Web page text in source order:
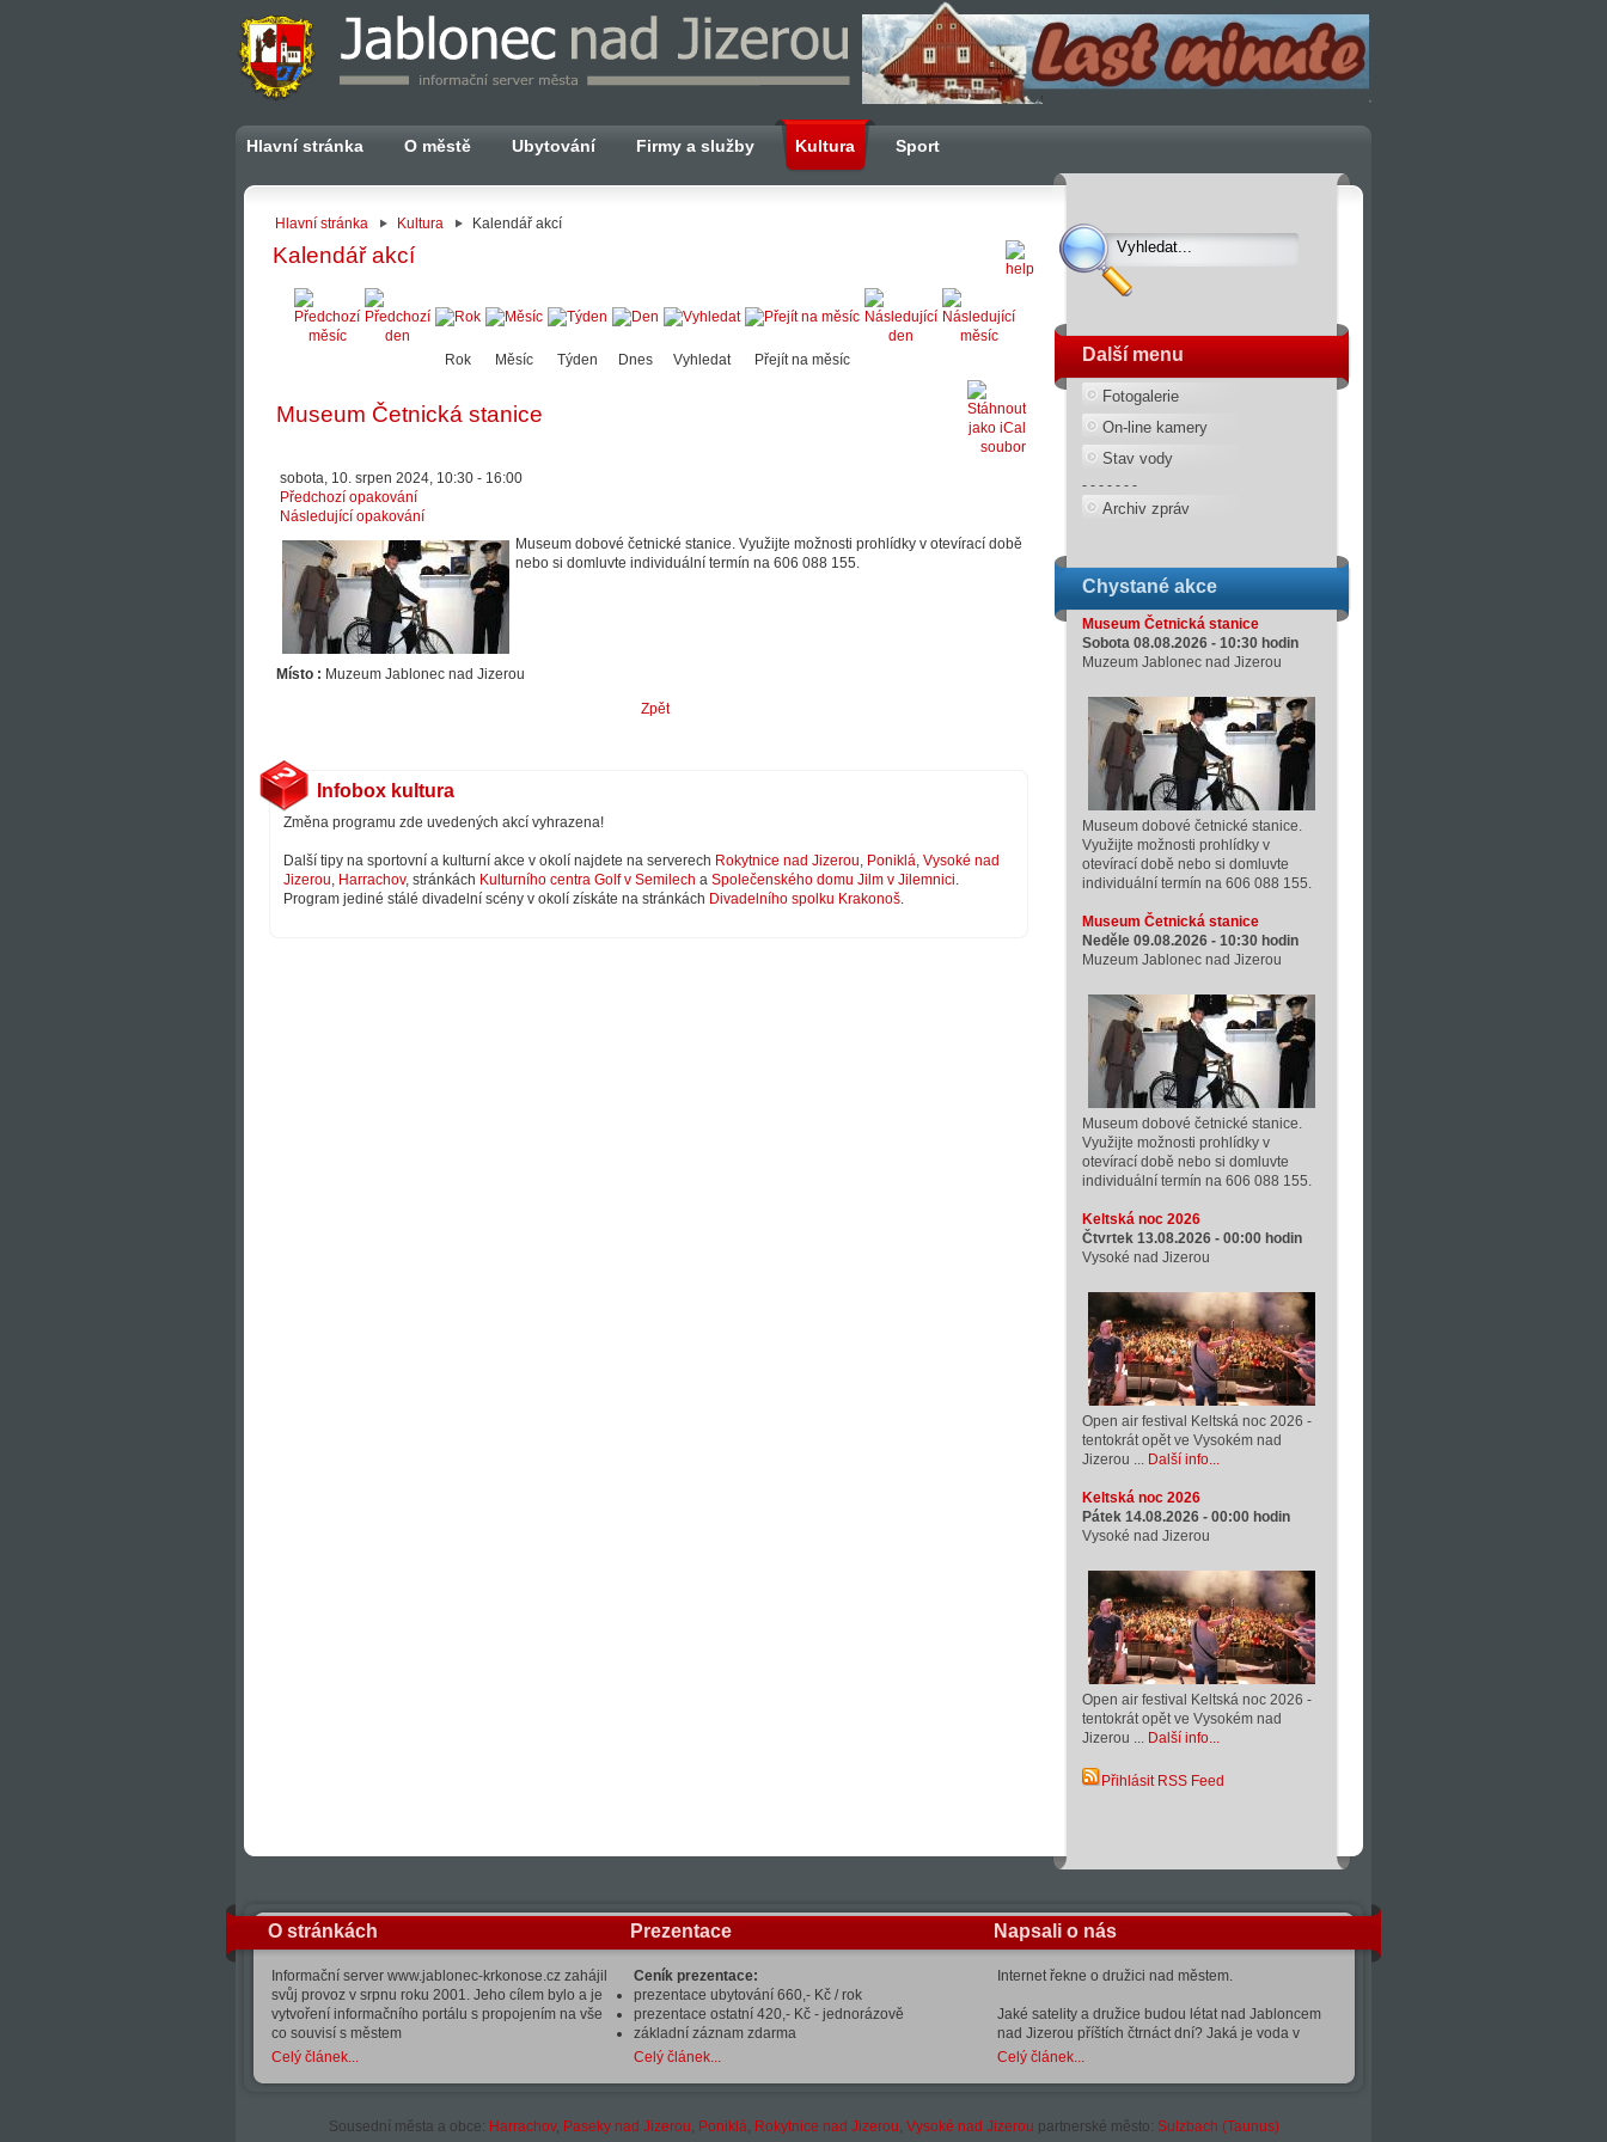
Hlavní stránka O městě Ubytování Firmy a služby Kultura Sport
Hlavní stránka Kultura Kalendář akcí
Kalendář akcí
Rok Měsíc Týden Dnes Vyhledat Přejít na měsíc
Museum Četnická stanice
sobota, 10. srpen 2024, 10:30 - 16:00
Předchozí opakování
Následující opakování
Museum dobové četnické stanice. Využijte možnosti prohlídky v otevírací době
nebo si domluvte individuální termín na 606 088 155.
Místo : Muzeum Jablonec nad Jizerou
Zpět
Infobox kultura
Změna programu zde uvedených akcí vyhrazena!
Další tipy na sportovní a kulturní akce v okolí najdete na serverech Rokytnice nad Jizerou, Poniklá, Vysoké nad
Jizerou, Harrachov, stránkách Kulturního centra Golf v Semilech a Společenského domu Jilm v Jilemnici.
Program jediné stálé divadelní scény v okolí získáte na stránkách Divadelního spolku Krakonoš.
Další menu
Fotogalerie
On-line kamery
Stav vody
- - - - - - -
Archiv zpráv
Chystané akce
Museum Četnická stanice
Sobota 08.08.2026 - 10:30 hodin
Muzeum Jablonec nad Jizerou
Museum dobové četnické stanice.
Využijte možnosti prohlídky v
otevírací době nebo si domluvte
individuální termín na 606 088 155.
Museum Četnická stanice
Neděle 09.08.2026 - 10:30 hodin
Muzeum Jablonec nad Jizerou
Museum dobové četnické stanice.
Využijte možnosti prohlídky v
otevírací době nebo si domluvte
individuální termín na 606 088 155.
Keltská noc 2026
Čtvrtek 13.08.2026 - 00:00 hodin
Vysoké nad Jizerou
Open air festival Keltská noc 2026 -
tentokrát opět ve Vysokém nad
Jizerou ... Další info...
Keltská noc 2026
Pátek 14.08.2026 - 00:00 hodin
Vysoké nad Jizerou
Open air festival Keltská noc 2026 -
tentokrát opět ve Vysokém nad
Jizerou ... Další info...
Přihlásit RSS Feed
O stránkách
Informační server www.jablonec-krkonose.cz zahájil
svůj provoz v srpnu roku 2001. Jeho cílem bylo a je
vytvoření informačního portálu s propojením na vše
co souvisí s městem
Celý článek...
Prezentace
Ceník prezentace:
prezentace ubytování 660,- Kč / rok
prezentace ostatní 420,- Kč - jednorázově
základní záznam zdarma
Celý článek...
Napsali o nás
Internet řekne o družici nad městem.
Jaké satelity a družice budou létat nad Jabloncem
nad Jizerou příštích čtrnáct dní? Jaká je voda v
Celý článek...
Sousední města a obce: Harrachov, Paseky nad Jizerou, Poniklá, Rokytnice nad Jizerou, Vysoké nad Jizerou partnerské město: Sulzbach (Taunus)